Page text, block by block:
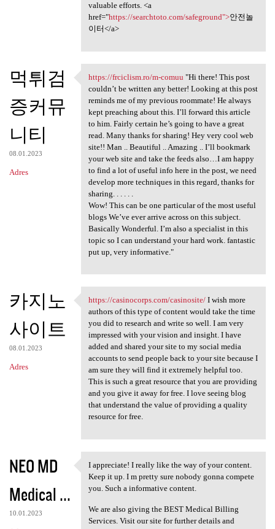
valuable efforts. <a
href="https://searchtoto.com/safeground">안전놀
이터</a>
먹튀검
증커뮤
니티
08.01.2023
Adres
https://frciclism.ro/m-comuu
https://frciclism.ro/m-comuu "Hi there! This post
couldn’t be written any better! Looking at this post
reminds me of my previous roommate! He always
kept preaching about this. I’ll forward this article
to him. Fairly certain he’s going to have a great
read. Many thanks for sharing! Hey very cool web
site!! Man .. Beautiful .. Amazing .. I’ll bookmark
your web site and take the feeds also…I am happy
to find a lot of useful info here in the post, we need
develop more techniques in this regard, thanks for
sharing. . . . . .
Wow! This can be one particular of the most useful
blogs We’ve ever arrive across on this subject.
Basically Wonderful. I’m also a specialist in this
topic so I can understand your hard work. fantastic
put up, very informative."
카지노
사이트
08.01.2023
Adres
https://casinocorps.com
https://casinocorps.com/casinosite/I wish more
authors of this type of content would take the time
you did to research and write so well. I am very
impressed with your vision and insight. I have
added and shared your site to my social media
accounts to send people back to your site because I
am sure they will find it extremely helpful too.
This is such a great resource that you are providing
and you give it away for free. I love seeing blog
that understand the value of providing a quality
resource for free.
NEO MD
Medical ...
10.01.2023
I appreciate! I really like
I appreciate! I really like the way of your content.
Keep it up. I m pretty sure nobody gonna compete
you. Such a informative content.
We are also giving the BEST Medical Billing
Services. Visit our site for further details and